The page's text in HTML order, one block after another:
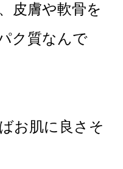
皮膚や軟骨を
ク質なんで
お肌に良さそ